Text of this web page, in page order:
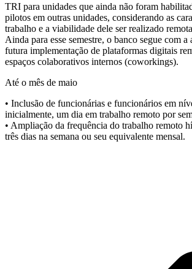
TRI para unidades que ainda não foram
pilotos em outras unidades, considerando as
trabalho e a viabilidade dele ser realizado
Ainda para esse semestre, o banco segue com a
futura implementação de plataformas digitais
espaços colaborativos internos (coworkings).
Até o mês de maio
• Inclusão de funcionárias e funcionários em
inicialmente, um dia em trabalho remoto por
• Ampliação da frequência do trabalho remoto
três dias na semana ou seu equivalente mensal.